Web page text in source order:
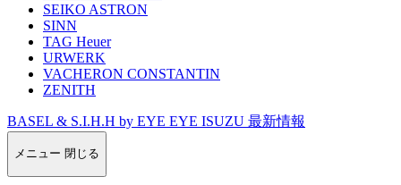
SEIKO ASTRON
SINN
TAG Heuer
URWERK
VACHERON CONSTANTIN
ZENITH
BASEL & S.I.H.H by EYE EYE ISUZU 最新情報
メニュー 閉じる